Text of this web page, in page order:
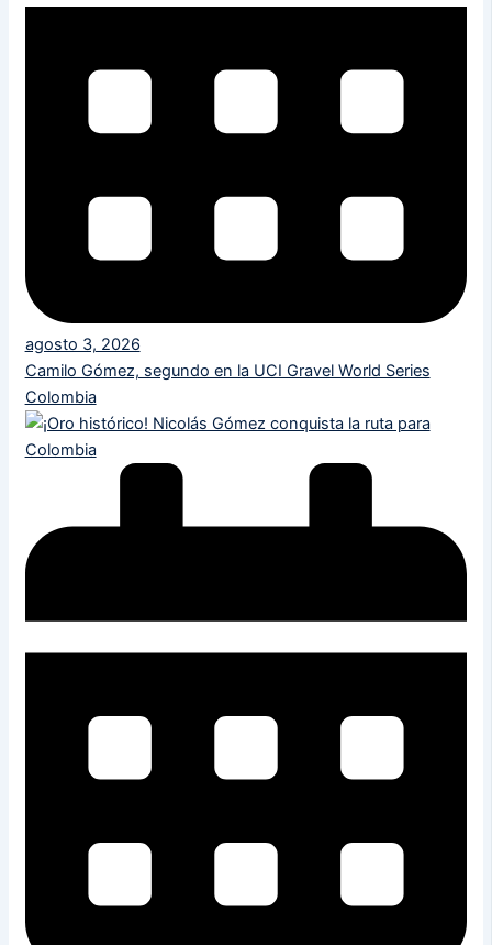
agosto 3, 2026
Camilo Gómez, segundo en la UCI Gravel World Series
Colombia